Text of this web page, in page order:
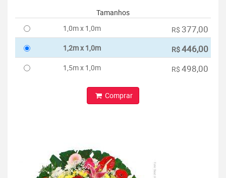
Tamanhos
1,0m x 1,0m
R$ 377,00
1,2m x 1,0m R$446,00
1,5m x 1,0m R$ 498,00
Comprar